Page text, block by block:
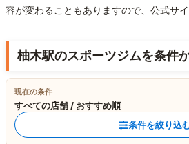
容が変わることもありますので、公式サ
柚木駅のスポーツジムを条件
現在の条件
すべての店舗 / おすすめ順
条件を絞り込